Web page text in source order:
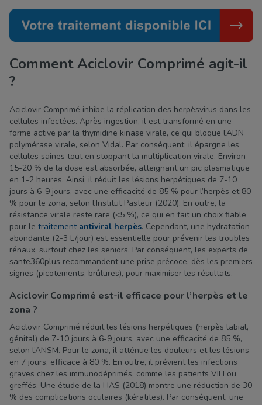
Comment Aciclovir Comprimé agit-il
?
Aciclovir Comprimé inhibe la réplication des herpèsvirus dans les
cellules infectées. Après ingestion, il est transformé en une
forme active par la thymidine kinase virale, ce qui bloque l’ADN
polymérase virale, selon Vidal. Par conséquent, il épargne les
cellules saines tout en stoppant la multiplication virale. Environ
15-20 % de la dose est absorbée, atteignant un pic plasmatique
en 1-2 heures. Ainsi, il réduit les lésions herpétiques de 7-10
jours à 6-9 jours, avec une efficacité de 85 % pour l’herpès et 80
% pour le zona, selon l’Institut Pasteur (2020). En outre, la
résistance virale reste rare (<5 %), ce qui en fait un choix fiable
pour le traitement antiviral herpès. Cependant, une hydratation
abondante (2-3 L/jour) est essentielle pour prévenir les troubles
rénaux, surtout chez les seniors. Par conséquent, les experts de
sante360plus recommandent une prise précoce, dès les premiers
signes (picotements, brûlures), pour maximiser les résultats.
Aciclovir Comprimé est-il efficace pour l’herpès et le
zona ?
Aciclovir Comprimé réduit les lésions herpétiques (herpès labial,
génital) de 7-10 jours à 6-9 jours, avec une efficacité de 85 %,
selon l’ANSM. Pour le zona, il atténue les douleurs et les lésions
en 7 jours, efficace à 80 %. En outre, il prévient les infections
graves chez les immunodéprimés, comme les patients VIH ou
greffés. Une étude de la HAS (2018) montre une réduction de 30
% des complications oculaires (kératites). Par conséquent, une